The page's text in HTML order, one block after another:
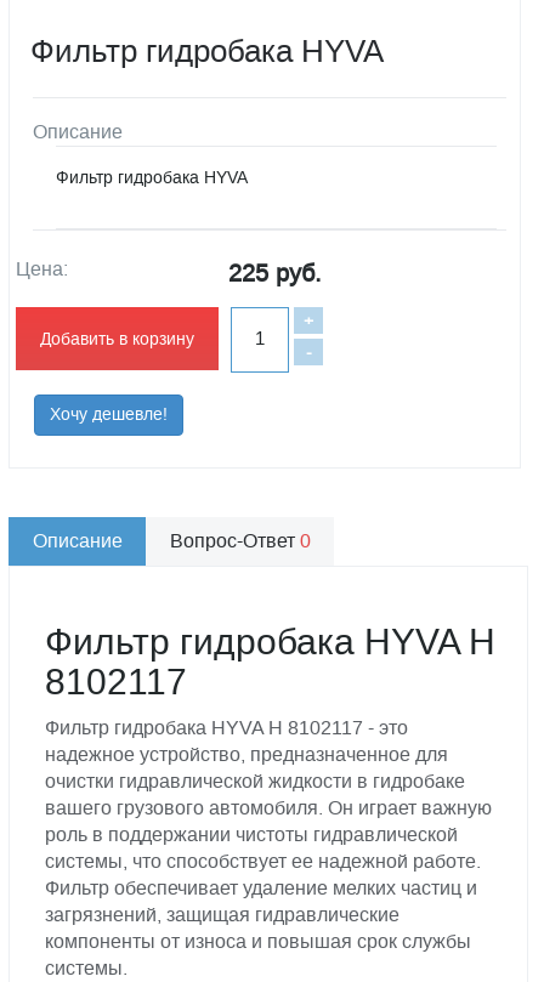
Фильтр гидробака HYVA
Описание
Фильтр гидробака HYVA
Цена: 225 руб.
Добавить в корзину
-
+
Хочу дешевле!
Описание Вопрос-Ответ0
Фильтр гидробака HYVA H
8102117
Фильтр гидробака HYVA H 8102117 - это
надежное устройство, предназначенное для
очистки гидравлической жидкости в гидробаке
вашего грузового автомобиля. Он играет важную
роль в поддержании чистоты гидравлической
системы, что способствует ее надежной работе.
Фильтр обеспечивает удаление мелких частиц и
загрязнений, защищая гидравлические
компоненты от износа и повышая срок службы
системы.